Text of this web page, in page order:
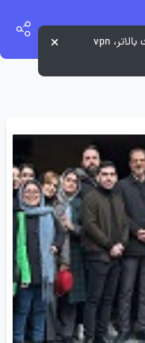
برای تجربه کاربری بهتر و سرعت بالاتر، vpn